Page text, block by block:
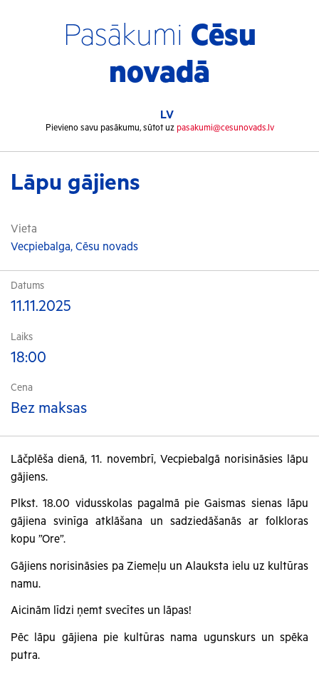
Pasākumi Cēsu
novadā
LV
Pievieno savu pasākumu, sūtot uz pasakumi@cesunovads.lv
Lāpu gājiens
Vieta
Vecpiebalga, Cēsu novads
Datums
11.11.2025
Laiks
18:00
Cena
Bez maksas
Lāčplēša dienā, 11. novembrī, Vecpiebalgā norisināsies lāpu
gājiens.
Plkst. 18.00 vidusskolas pagalmā pie Gaismas sienas lāpu
gājiena svinīga atklāšana un sadziedāšanās ar folkloras
kopu ”Ore”.
Gājiens norisināsies pa Ziemeļu un Alauksta ielu uz kultūras
namu.
Aicinām līdzi ņemt svecītes un lāpas!
Pēc lāpu gājiena pie kultūras nama ugunskurs un spēka
putra.